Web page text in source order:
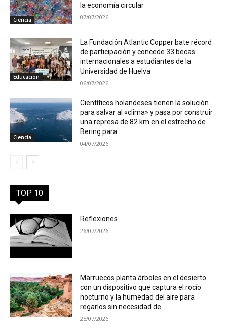
Ciencia
la economía circular
07/07/2026
Educación
La Fundación Atlantic Copper bate récord
de participación y concede 33 becas
internacionales a estudiantes de la
Universidad de Huelva
06/07/2026
Ciencia
Científicos holandeses tienen la solución
para salvar al «clima» y pasa por construir
una represa de 82 km en el estrecho de
Bering para...
04/07/2026
TOP 10
Reflexiones
26/07/2026
Marruecos planta árboles en el desierto
con un dispositivo que captura el rocío
nocturno y la humedad del aire para
regarlos sin necesidad de...
25/07/2026